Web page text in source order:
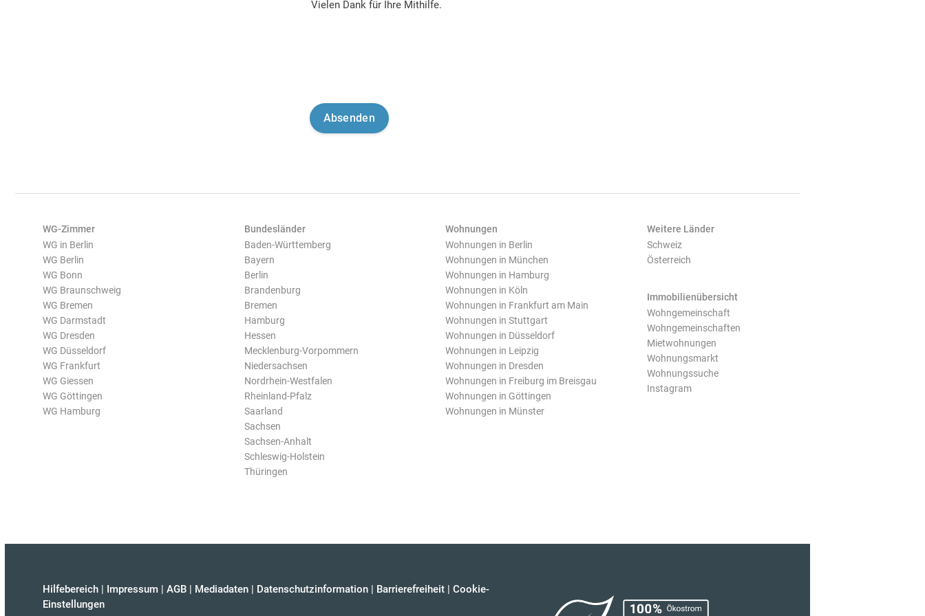
Vielen Dank für Ihre Mithilfe.
WG-Zimmer
WG in Berlin
WG Berlin
WG Bonn
WG Braunschweig
WG Bremen
WG Darmstadt
WG Dresden
WG Düsseldorf
WG Frankfurt
WG Giessen
WG Göttingen
WG Hamburg
Bundesländer
Baden-Württemberg
Bayern
Berlin
Brandenburg
Bremen
Hamburg
Hessen
Mecklenburg-Vorpommern
Niedersachsen
Nordrhein-Westfalen
Rheinland-Pfalz
Saarland
Sachsen
Sachsen-Anhalt
Schleswig-Holstein
Thüringen
Wohnungen
Wohnungen in Berlin
Wohnungen in München
Wohnungen in Hamburg
Wohnungen in Köln
Wohnungen in Frankfurt am Main
Wohnungen in Stuttgart
Wohnungen in Düsseldorf
Wohnungen in Leipzig
Wohnungen in Dresden
Wohnungen in Freiburg im Breisgau
Wohnungen in Göttingen
Wohnungen in Münster
Weitere Länder
Schweiz
Österreich
Immobilienübersicht
Wohngemeinschaft
Wohngemeinschaften
Mietwohnungen
Wohnungsmarkt
Wohnungssuche
Instagram
Hilfebereich | Impressum | AGB | Mediadaten | Datenschutzinformation | Barrierefreiheit | Cookie-
Einstellungen